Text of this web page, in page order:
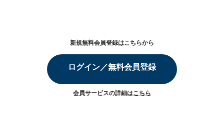
新規無料会員登録はこちらから
ログイン／無料会員登録
会員サービスの詳細はこちら